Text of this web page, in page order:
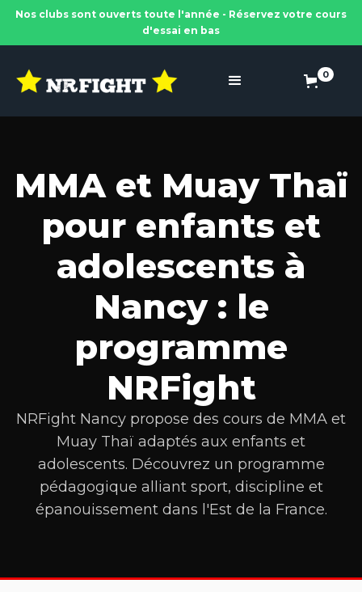
Nos clubs sont ouverts toute l'année - Réservez votre cours
d'essai en bas
0
MMA et Muay Thaï
pour enfants et
adolescents à
Nancy : le
programme
NRFight
NRFight Nancy propose des cours de MMA et
Muay Thaï adaptés aux enfants et
adolescents. Découvrez un programme
pédagogique alliant sport, discipline et
épanouissement dans l'Est de la France.